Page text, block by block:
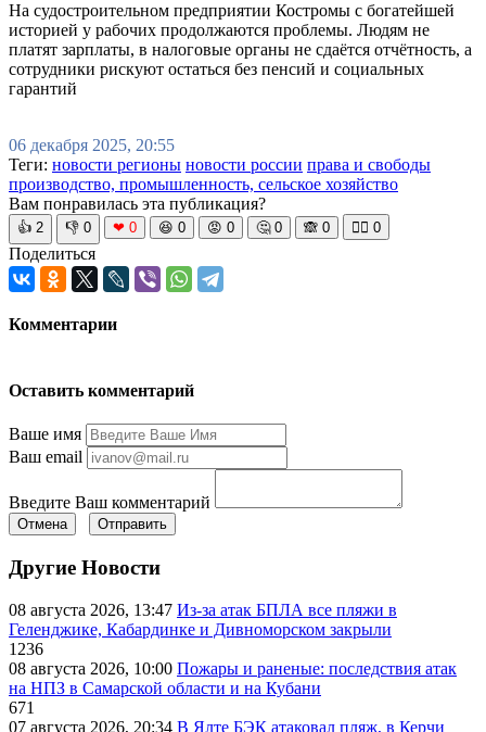
На судостроительном предприятии Костромы с богатейшей
историей у рабочих продолжаются проблемы. Людям не
платят зарплаты, в налоговые органы не сдаётся отчётность, а
сотрудники рискуют остаться без пенсий и социальных
гарантий
06 декабря 2025, 20:55
Теги: новости регионы новости россии права и свободы
производство, промышленность, сельское хозяйство
Вам понравилась эта публикация?
👍 2 👎 0 ❤ 0 😆 0 😡 0 🤔 0 🙈 0 🧘‍♀️ 0
Поделиться
Комментарии
Оставить комментарий
Ваше имя
Ваш email
Введите Ваш комментарий
Отмена Отправить
Другие Новости
08 августа 2026, 13:47 Из-за атак БПЛА все пляжи в
Геленджике, Кабардинке и Дивноморском закрыли
1236
08 августа 2026, 10:00 Пожары и раненые: последствия атак
на НПЗ в Самарской области и на Кубани
671
07 августа 2026, 20:34 В Ялте БЭК атаковал пляж, в Керчи